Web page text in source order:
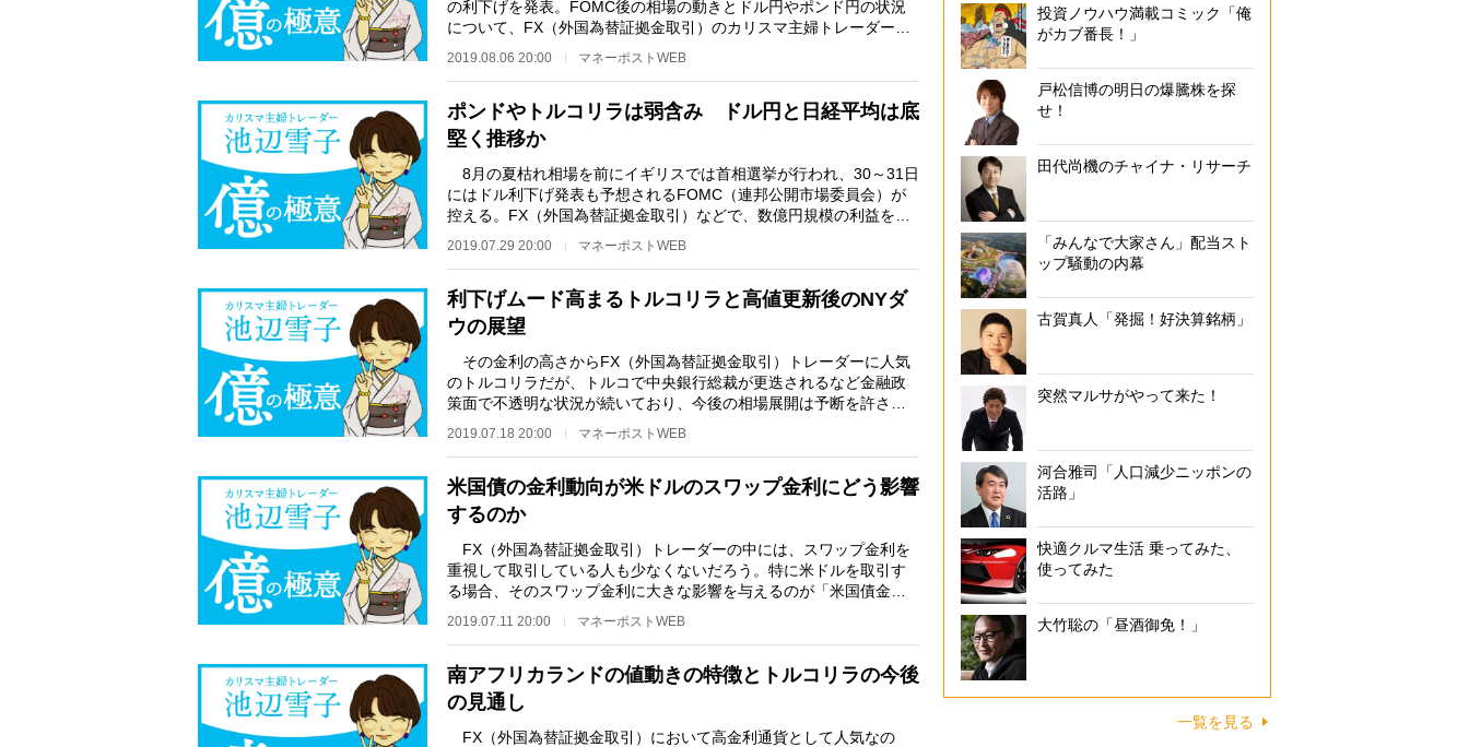
の利下げを発表。FOMC後の相場の動きとドル円やポンド円の状況
について、FX（外国為替証拠金取引）のカリスマ主婦トレーダーと
して知られる池辺雪子さ…
2019.08.06 20:00 マネーポストWEB
ポンドやトルコリラは弱含み ドル円と日経平均は底
堅く推移か
8月の夏枯れ相場を前にイギリスでは首相選挙が行われ、30～31日
にはドル利下げ発表も予想されるFOMC（連邦公開市場委員会）が
控える。FX（外国為替証拠金取引）などで、数億円規模の利益を残
2019.07.29 20:00 マネーポストWEB
利下げムード高まるトルコリラと高値更新後のNYダ
ウの展望
その金利の高さからFX（外国為替証拠金取引）トレーダーに人気
のトルコリラだが、トルコで中央銀行総裁が更迭されるなど金融政
策面で不透明な状況が続いており、今後の相場展開は予断を許さな
2019.07.18 20:00 マネーポストWEB
米国債の金利動向が米ドルのスワップ金利にどう影響
するのか
FX（外国為替証拠金取引）トレーダーの中には、スワップ金利を
重視して取引している人も少なくないだろう。特に米ドルを取引す
る場合、そのスワップ金利に大きな影響を与えるのが「米国債金
2019.07.11 20:00 マネーポストWEB
南アフリカランドの値動きの特徴とトルコリラの今後
の見通し
FX（外国為替証拠金取引）において高金利通貨として人気なの
投資ノウハウ満載コミック「俺
がカブ番長！」
戸松信博の明日の爆騰株を探
せ！
田代尚機のチャイナ・リサーチ
「みんなで大家さん」配当スト
ップ騒動の内幕
古賀真人「発掘！好決算銘柄」
突然マルサがやって来た！
河合雅司「人口減少ニッポンの
活路」
快適クルマ生活 乗ってみた、
使ってみた
大竹聡の「昼酒御免！」
一覧を見る